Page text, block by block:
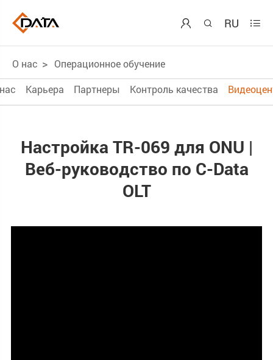
  RU 
О нас
Операционное обучение
Карьера Партнеры Контроль качества
Настройка TR-069 для ONU |
Веб-руководство по C-Data
OLT